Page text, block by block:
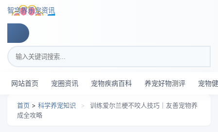
跳转到主要内容
智穹界乐宠资讯
搜索关键词
网站首页 宠圈资讯 宠物疾病百科 养宠好物测评 宠物
首页 > 科学养宠知识 >
训练爱尔兰梗不咬人技巧｜友善宠物养
成全攻略